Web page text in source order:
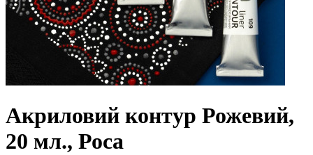
Акриловий контур Рожевий,
20 мл., Роса